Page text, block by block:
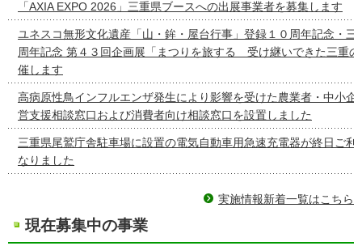
「AXIA EXPO 2026」三重県ブースへの出展事業者を募集します
ユネスコ無形文化遺産「山・鉾・屋台行事」登録１０周年記念・三
周年記念 第４３回企画展「まつりを旅する 受け継いできた三重
催します
高病原性鳥インフルエンザ発生により影響を受けた農業者・中小企
営支援相談窓口および消費者向け相談窓口を設置しました
三重県尾鷲庁舎駐車場に設置の電気自動車用急速充電器が終日ご利
なりました
実施情報新着一覧はこちら
現在募集中の事業